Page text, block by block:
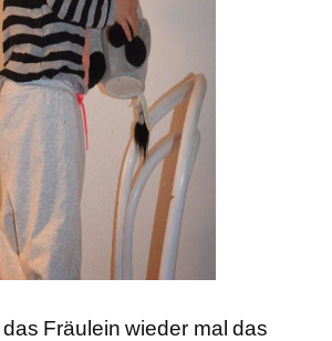
Fräulein wieder mal das